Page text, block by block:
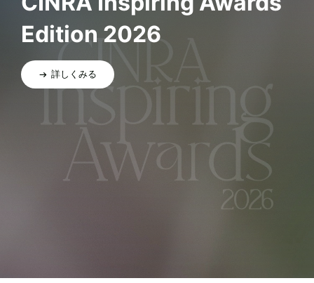
Edition 2026
詳しくみる